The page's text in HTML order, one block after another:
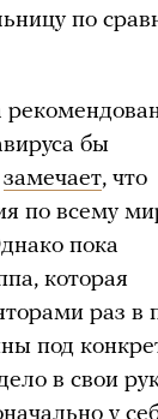
по
бы
замечает, что
по всему
пока
которая
раз в
под
в свои
у